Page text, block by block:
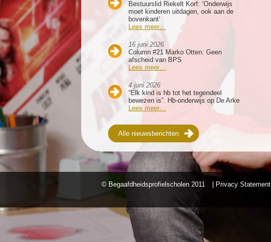
Bestuurslid Riekelt Korf: ‘Onderwijs
moet kinderen uitdagen, ook aan de
bovenkant’
Lees meer…
16 juni 2026
Column #21 Marko Otten: Geen
afscheid van BPS
Lees meer…
4 juni 2026
“Elk kind is hb tot het tegendeel
bewezen is”. Hb-onderwijs op De Arke
Lees meer…
Alle nieuwsberichten
© Begaafdheidsprofielscholen 2011 | Privacy Statement